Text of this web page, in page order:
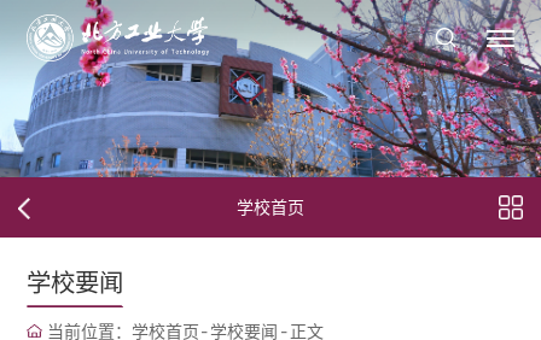
学校首页
学校要闻
当前位置： 学校首页-学校要闻 -正文